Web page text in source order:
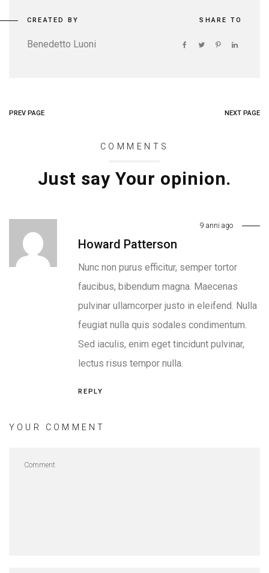
CREATED BY
Benedetto Luoni
SHARE TO
PREV PAGE NEXT PAGE
COMMENTS
Just say Your opinion.
Howard Patterson
9 anni ago
Nunc non purus efficitur, semper tortor
faucibus, bibendum magna. Maecenas
pulvinar ullamcorper justo in eleifend. Nulla
feugiat nulla quis sodales condimentum.
Sed iaculis, enim eget tincidunt pulvinar,
lectus risus tempor nulla.
REPLY
YOUR COMMENT